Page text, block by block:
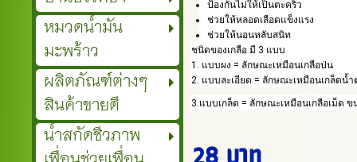
หมวดน้ำมัน
มะพร้าว
ผลิตภัณฑ์ต่างๆ
สินค้าขายดี
น้ำสกัดชีวภาพ
ป้องกันไม่ให้เป็นตะคริว
ช่วยให้หลอดเลือดแข็งแรง
ช่วยให้นอนหลับสนิท
ชนิดของเกลือ มี 3 แบบ
1. แบบผง = ลักษณะเหมือนเกลือป่น
2. แบบละเอียด = ลักษณะเหมือนเกล็ดน้ำ
3.แบบเกล็ด = ลักษณะเหมือนเกลือเม็ด ข